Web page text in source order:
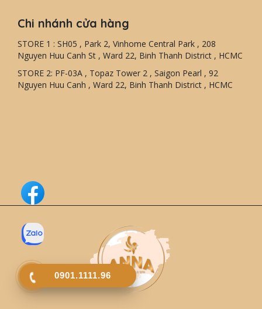
Chi nhánh cửa hàng
STORE 1 : SH05 , Park 2, Vinhome Central Park , 208
Nguyen Huu Canh St , Ward 22, Binh Thanh District , HCMC
STORE 2: PF-03A , Topaz Tower 2 , Saigon Pearl , 92
Nguyen Huu Canh , Ward 22, Binh Thanh District , HCMC
0901.1111.96